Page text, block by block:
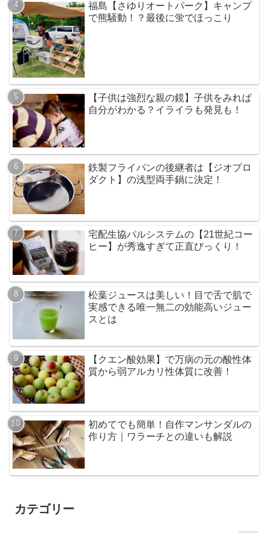
福島【さゆりオートパーク】キャンプ
で熊騒動！？最後に蛍でほっこり
【子供は強烈な親の鏡】子供をみれば
自分がわかる？イライラも発見も！
鉄製フライパンの後継者は【ジオプロ
ダクト】の浅型両手鍋に決定！
宅配生協パルシステムの【21世紀コー
ヒー】が秀逸すぎて正直びっくり！
松葉ジュースは美しい！目で舌で肌で
実感できる唯一無二の効能高いジュー
スとは
【クエン酸効果】で万病の元の酸性体
質から弱アルカリ性体質に改善！
初めてでも簡単！自作マンサンダルの
作り方｜ワラーチとの違いも解説
カテゴリー